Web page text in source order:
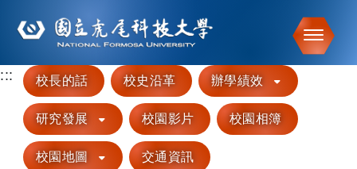
跳到主要內容
::: 校長的話 校史沿革 辦學績效
研究發展 校園影片 校園相簿
校園地圖 交通資訊